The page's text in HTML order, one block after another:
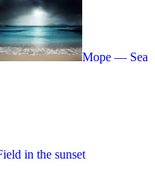
Море — Sea
in the sunset